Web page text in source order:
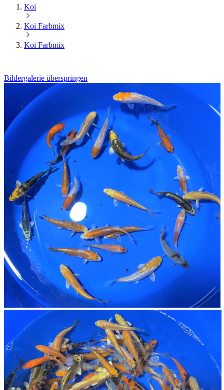
Koi
Koi Farbmix
Koi Farbmix
Bildergalerie überspringen